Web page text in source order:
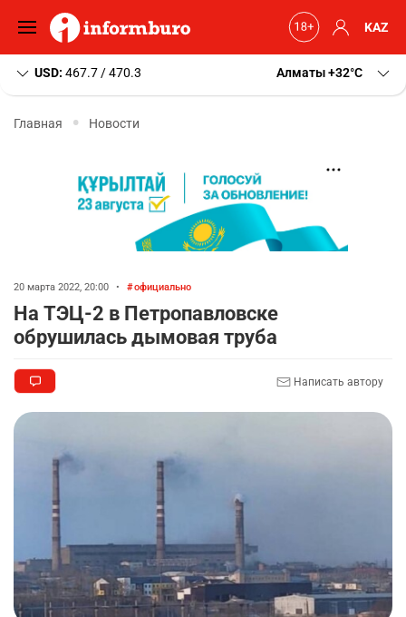
KAZ
USD: 467.7 / 470.3 Алматы+32 C
Главная Новости
20 марта 2022, 20:00 • официально
На ТЭЦ-2 в Петропавловске
обрушилась дымовая труба
Написать автору